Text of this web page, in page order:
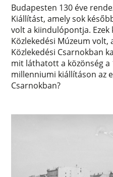
Budapesten 130 éve
Kiállítást, amely sok
volt a kiindulópontja. Ezek
Közlekedési Múzeum volt,
Közlekedési Csarnokban
mit láthatott a közönség a
millenniumi kiállításon az
Csarnokban?